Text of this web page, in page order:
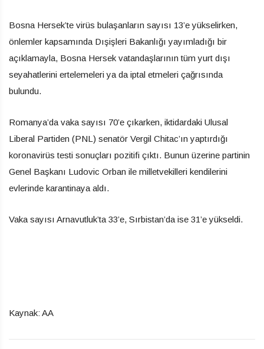
Bosna Hersek’te virüs bulaşanların sayısı 13’e yükselirken,
önlemler kapsamında Dışişleri Bakanlığı yayımladığı bir
açıklamayla, Bosna Hersek vatandaşlarının tüm yurt dışı
seyahatlerini ertelemeleri ya da iptal etmeleri çağrısında
bulundu.
Romanya’da vaka sayısı 70’e çıkarken, iktidardaki Ulusal
Liberal Partiden (PNL) senatör Vergil Chitac’ın yaptırdığı
koronavirüs testi sonuçları pozitifi çıktı. Bunun üzerine partinin
Genel Başkanı Ludovic Orban ile milletvekilleri kendilerini
evlerinde karantinaya aldı.
Vaka sayısı Arnavutluk’ta 33’e, Sırbistan’da ise 31’e yükseldi.
Kaynak: AA